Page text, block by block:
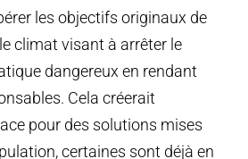
les objectifs originaux de
climat visant à arrêter le
dangereux en rendant
Cela créerait
pour des solutions mises
certaines sont déjà en